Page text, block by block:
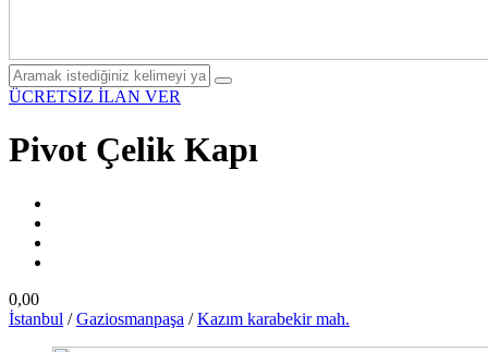
ÜCRETSİZ İLAN VER
Pivot Çelik Kapı
0,00
İstanbul /Gaziosmanpaşa /Kazım karabekir mah.